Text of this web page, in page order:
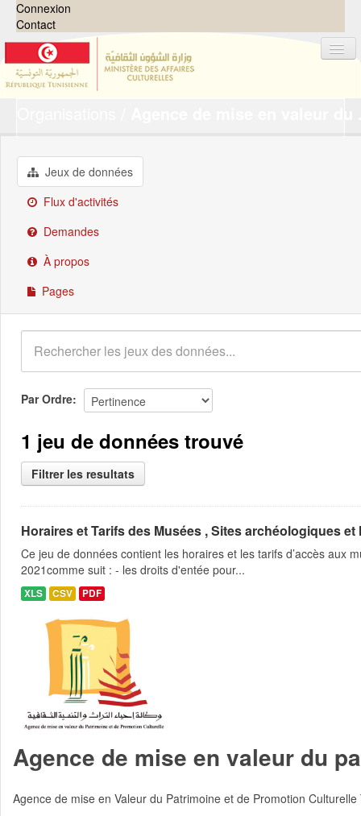
Connexion
Contact
Groupes
Demandes
À propos
Jeux de données
Flux d'activités
Demandes
À propos
Pages
Par Ordre
1 jeu de données trouvé
Filtrer les resultats
Horaires et Tarifs des Musées , Sites archéologiques
Ce jeu de données contient les horaires et les tarifs d’accès aux
2021comme suit : - les droits d'entée pour...
XLS CSV PDF
Agence de mise en valeur du
Agence de mise en Valeur du Patrimoine et de Promotion